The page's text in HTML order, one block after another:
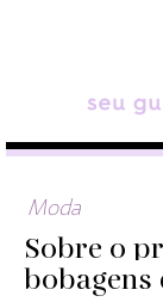
Moda
Sobre o
bobagens